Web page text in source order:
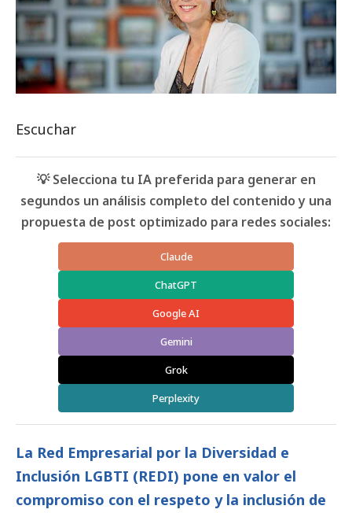
Escuchar
💡 Selecciona tu IA preferida para generar en
segundos un análisis completo del contenido y una
propuesta de post optimizado para redes sociales:
Claude
ChatGPT
Google AI
Gemini
Grok
Perplexity
La Red Empresarial por la Diversidad e
Inclusión LGBTI (REDI) pone en valor el
compromiso con el respeto y la inclusión de